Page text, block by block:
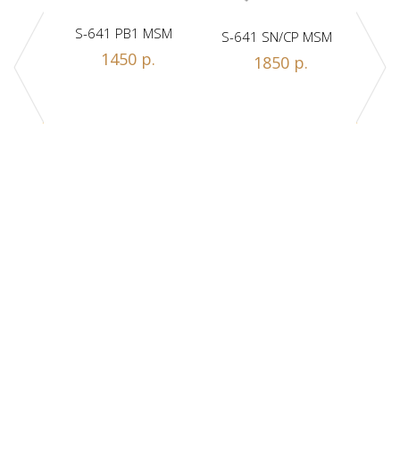
A
S-641 PB1 MSM
1450 р.
S-641 SN/CP MSM
1850 р.